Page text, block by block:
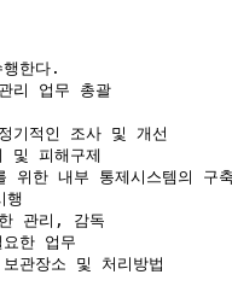
한다.
리 업무 총괄
기적인 조사 및 개선
및 피해구제
한 내부 통제시스템의 구
관리, 감독
한 업무
관장소 및 처리방법